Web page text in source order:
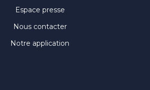
Espace presse
Nous contacter
Notre application